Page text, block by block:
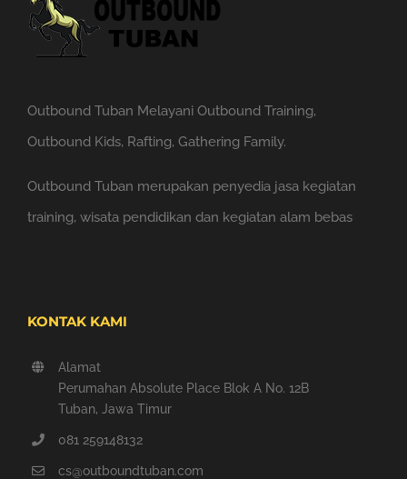
Outbound Tuban Melayani Outbound Training,
Outbound Kids, Rafting, Gathering Family.
Outbound Tuban merupakan penyedia jasa kegiatan
training, wisata pendidikan dan kegiatan alam bebas
KONTAK KAMI
Alamat
Perumahan Absolute Place Blok A No. 12B
Tuban, Jawa Timur
081 259148132
cs@outboundtuban.com